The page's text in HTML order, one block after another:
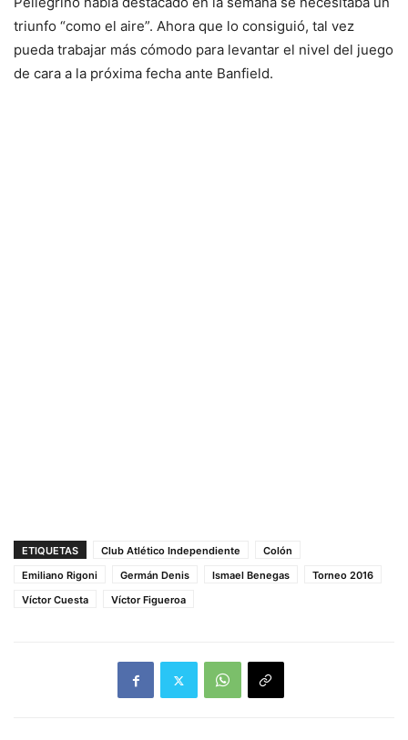
triunfo “como el aire”. Ahora que lo consiguió, tal vez
pueda trabajar más cómodo para levantar el nivel del juego
de cara a la próxima fecha ante Banfield.
ETIQUETAS Club Atlético Independiente
Colón
Emiliano Rigoni
Germán Denis Ismael Benegas
Torneo 2016
Víctor Cuesta
Víctor Figueroa